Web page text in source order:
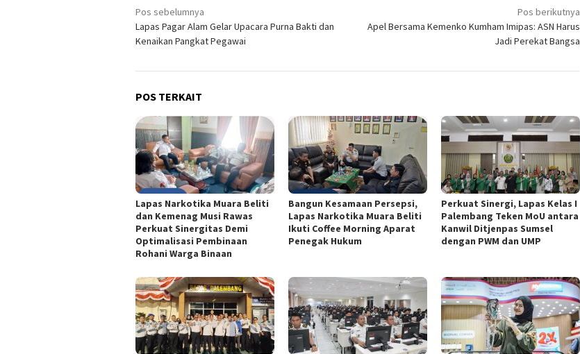
Navigasi
pos
Pos sebelumnya
Lapas Pagar Alam Gelar Upacara Purna Bakti dan
Kenaikan Pangkat Pegawai
Pos berikutnya
Apel Bersama Kemenko Kumham Imipas: ASN Harus
Jadi Perekat Bangsa
POS TERKAIT
Lapas Narkotika Muara Beliti
dan Kemenag Musi Rawas
Perkuat Sinergitas Demi
Optimalisasi Pembinaan
Rohani Warga Binaan
Bangun Kesamaan Persepsi,
Lapas Narkotika Muara Beliti
Ikuti Coffee Morning Aparat
Penegak Hukum
Perkuat Sinergi, Lapas Kelas I
Palembang Teken MoU antara
Kanwil Ditjenpas Sumsel
dengan PWM dan UMP